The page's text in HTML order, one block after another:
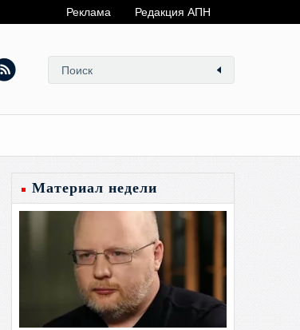
Реклама Редакция АПН
Материал недели